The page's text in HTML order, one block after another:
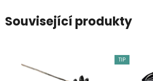
Související produkty
TIP